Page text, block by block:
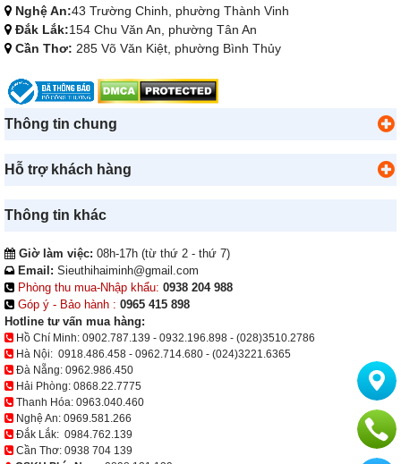
Nghệ An:43 Trường Chinh, phường Thành Vinh
Đắk Lắk:154 Chu Văn An, phường Tân An
Cần Thơ: 285 Võ Văn Kiệt, phường Bình Thủy
Thông tin chung
Hỗ trợ khách hàng
Thông tin khác
Giờ làm việc: 08h-17h (từ thứ 2 - thứ 7)
Email: Sieuthihaiminh@gmail.com
Phòng thu mua-Nhập khẩu: 0938 204 988
Góp ý - Bảo hành : 0965 415 898
Hotline tư vấn mua hàng:
Hồ Chí Minh: 0902.787.139 - 0932.196.898 - (028)3510.2786
Hà Nội: 0918.486.458 - 0962.714.680 - (024)3221.6365
Đà Nẵng: 0962.986.450
Hải Phòng: 0868.22.7775
Thanh Hóa: 0963.040.460
Nghệ An: 0969.581.266
Đắk Lắk: 0984.762.139
Cần Thơ: 0938 704 139